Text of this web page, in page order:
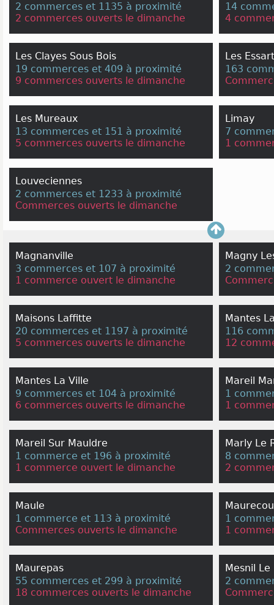
2 commerces et 1135 à proximité
2 commerces ouverts le dimanche
14
4
Les Clayes Sous Bois
19 commerces et 409 à proximité
9 commerces ouverts le dimanche
Les
163
Les Mureaux
13 commerces et 151 à proximité
5 commerces ouverts le dimanche
Limay
7
1
Louveciennes
2 commerces et 1233 à proximité
Commerces ouverts le dimanche
Magnanville
3 commerces et 107 à proximité
1 commerce ouvert le dimanche
Magny
2
Maisons Laffitte
20 commerces et 1197 à proximité
5 commerces ouverts le dimanche
Mantes
116
12
Mantes La Ville
9 commerces et 104 à proximité
6 commerces ouverts le dimanche
Mareil
1
1
Mareil Sur Mauldre
1 commerce et 196 à proximité
1 commerce ouvert le dimanche
Marly Le
8
2
Maule
1 commerce et 113 à proximité
Commerces ouverts le dimanche
1
1
Maurepas
55 commerces et 299 à proximité
18 commerces ouverts le dimanche
Mesnil Le
2